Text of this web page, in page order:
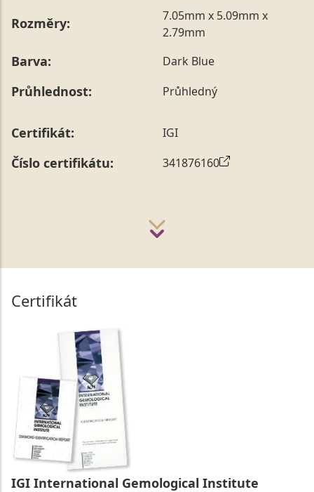
Rozměry:
7.05mm x 5.09mm x
2.79mm
Barva: Dark Blue
Průhlednost: Průhledný
Certifikát: IGI
Číslo certifikátu: 341876160
Certifikát
IGI International Gemological Institute